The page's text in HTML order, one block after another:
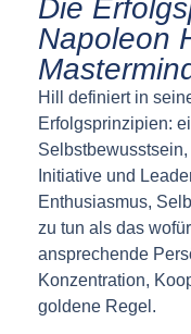
Die
Napoleon
Hill definiert in
Erfolgsprinzipien:
Initiative und
Enthusiasmus,
zu tun als das
ansprechende
Konzentration,
goldene Regel.